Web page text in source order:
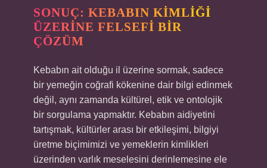
SONUÇ: KEBABIN KIMLIĞI
ÜZERINE FELSEFI BIR
ÇÖZÜM
Kebabın ait olduğu il üzerine sormak, sadece
bir yemeğin coğrafi kökenine dair bilgi edinmek
değil, aynı zamanda kültürel, etik ve ontolojik
bir sorgulama yapmaktır. Kebabın aidiyetini
tartışmak, kültürler arası bir etkileşimi, bilgiyi
üretme biçimimizi ve yemeklerin kimlikleri
üzerinden varlık meselesini derinlemesine ele